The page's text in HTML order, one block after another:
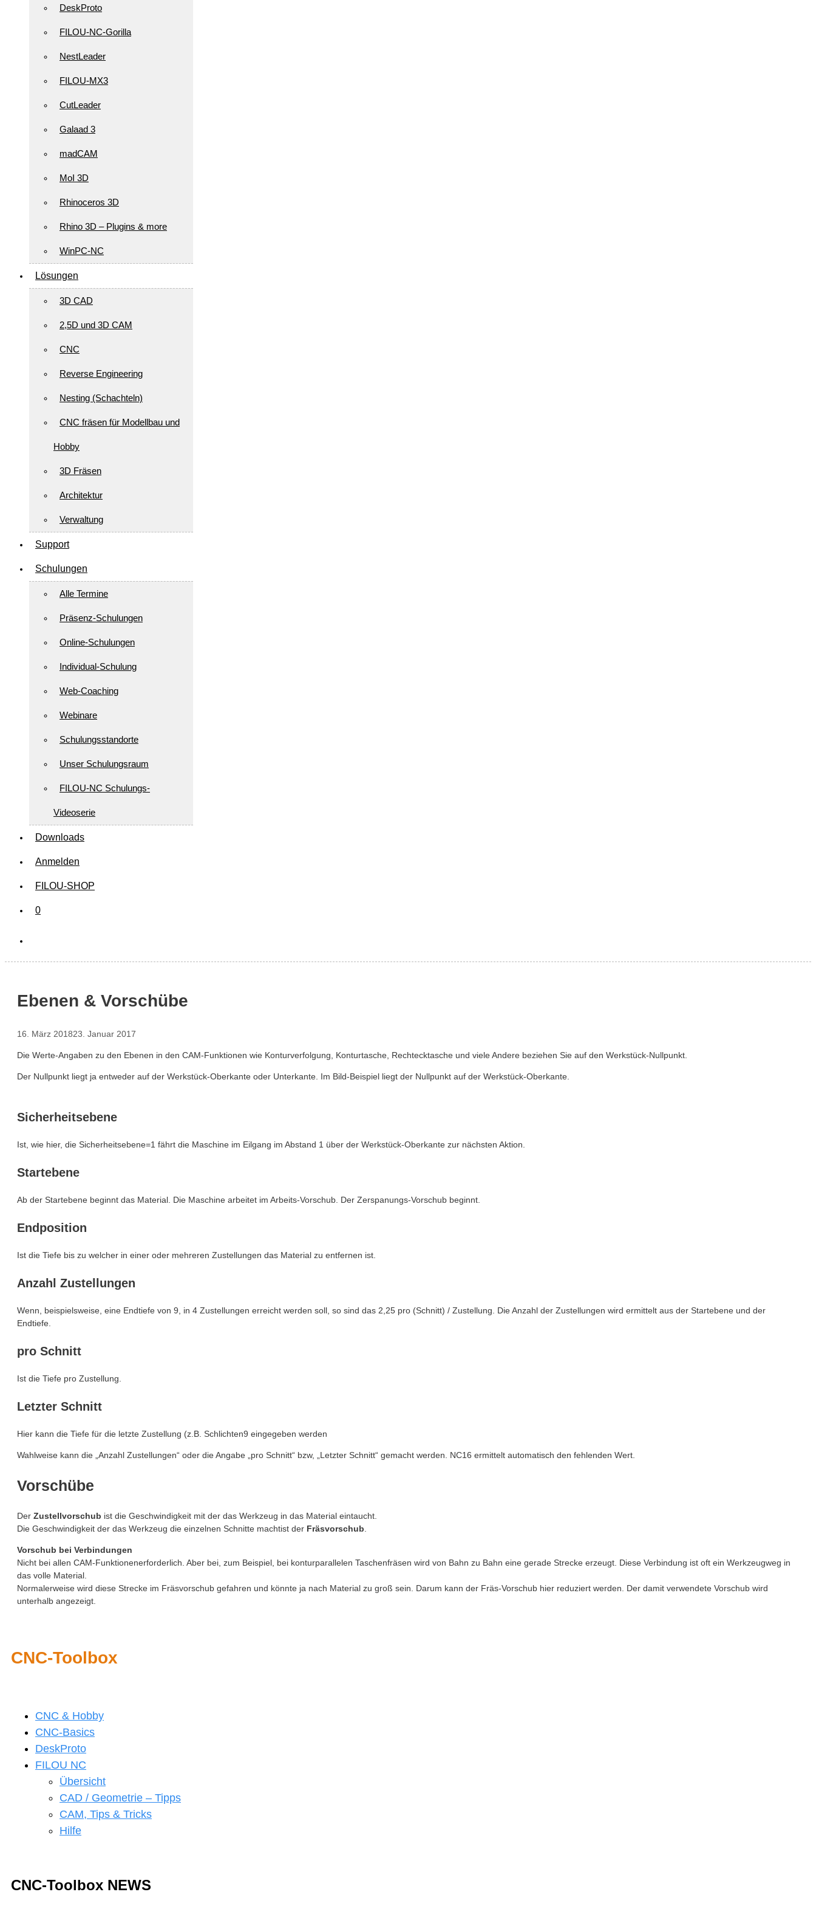
DeskProto
FILOU-NC-Gorilla
NestLeader
FILOU-MX3
CutLeader
Galaad 3
madCAM
MoI 3D
Rhinoceros 3D
Rhino 3D – Plugins & more
WinPC-NC
Lösungen
3D CAD
2,5D und 3D CAM
CNC
Reverse Engineering
Nesting (Schachteln)
CNC fräsen für Modellbau und
Hobby
3D Fräsen
Architektur
Verwaltung
Support
Schulungen
Alle Termine
Präsenz-Schulungen
Online-Schulungen
Individual-Schulung
Web-Coaching
Webinare
Schulungsstandorte
Unser Schulungsraum
FILOU-NC Schulungs-
Videoserie
Downloads
Anmelden
FILOU-SHOP
0
Ebenen & Vorschübe
16. März 201823. Januar 2017
Die Werte-Angaben zu den Ebenen in den CAM-Funktionen wie Konturverfolgung, Konturtasche, Rechtecktasche und viele Andere beziehen Sie auf den Werkstück-Nullpunkt.
Der Nullpunkt liegt ja entweder auf der Werkstück-Oberkante oder Unterkante. Im Bild-Beispiel liegt der Nullpunkt auf der Werkstück-Oberkante.
Sicherheitsebene
Ist, wie hier, die Sicherheitsebene=1 fährt die Maschine im Eilgang im Abstand 1 über der Werkstück-Oberkante zur nächsten Aktion.
Startebene
Ab der Startebene beginnt das Material. Die Maschine arbeitet im Arbeits-Vorschub. Der Zerspanungs-Vorschub beginnt.
Endposition
Ist die Tiefe bis zu welcher in einer oder mehreren Zustellungen das Material zu entfernen ist.
Anzahl Zustellungen
Wenn, beispielsweise, eine Endtiefe von 9, in 4 Zustellungen erreicht werden soll, so sind das 2,25 pro (Schnitt) / Zustellung. Die Anzahl der Zustellungen wird ermittelt aus der Startebene und der
Endtiefe.
pro Schnitt
Ist die Tiefe pro Zustellung.
Letzter Schnitt
Hier kann die Tiefe für die letzte Zustellung (z.B. Schlichten9 eingegeben werden
Wahlweise kann die „Anzahl Zustellungen“ oder die Angabe „pro Schnitt“ bzw, „Letzter Schnitt“ gemacht werden. NC16 ermittelt automatisch den fehlenden Wert.
Vorschübe
Der Zustellvorschub ist die Geschwindigkeit mit der das Werkzeug in das Material eintaucht.
Die Geschwindigkeit der das Werkzeug die einzelnen Schnitte machtist der Fräsvorschub
Vorschub bei Verbindungen
Nicht bei allen CAM-Funktionenerforderlich. Aber bei, zum Beispiel, bei konturparallelen Taschenfräsen wird von Bahn zu Bahn eine gerade Strecke erzeugt. Diese Verbindung ist oft ein Werkzeugweg in
das volle Material.
Normalerweise wird diese Strecke im Fräsvorschub gefahren und könnte ja nach Material zu groß sein. Darum kann der Fräs-Vorschub hier reduziert werden. Der damit verwendete Vorschub wird
unterhalb angezeigt.
CNC-Toolbox
CNC & Hobby
CNC-Basics
DeskProto
FILOU NC
Übersicht
CAD / Geometrie – Tipps
CAM, Tips & Tricks
Hilfe
CNC-Toolbox NEWS